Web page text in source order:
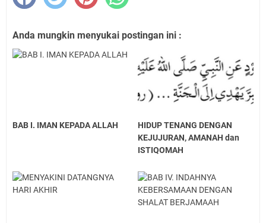
Anda mungkin menyukai postingan ini :
BAB I. IMAN KEPADA ALLAH
HIDUP TENANG DENGAN
KEJUJURAN, AMANAH dan
ISTIQOMAH